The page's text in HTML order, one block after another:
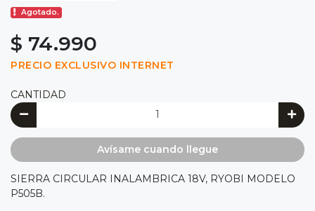
Agotado.
$ 74.990
PRECIO EXCLUSIVO INTERNET
CANTIDAD
Avísame cuando llegue
SIERRA CIRCULAR INALAMBRICA 18V, RYOBI MODELO
P505B.